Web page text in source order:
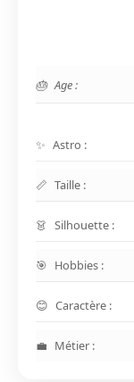
Age :
Astro :
Taille :
Silhouette :
Hobbies :
Caractère :
Métier :